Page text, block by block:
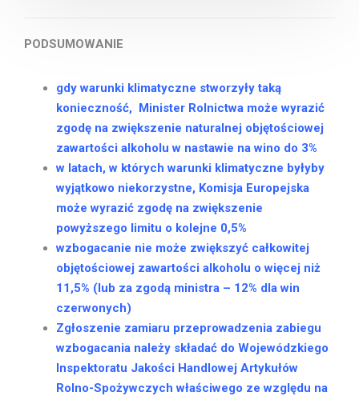
PODSUMOWANIE
gdy warunki klimatyczne stworzyły taką
konieczność, Minister Rolnictwa może wyrazić
zgodę na zwiększenie naturalnej objętościowej
zawartości alkoholu w nastawie na wino do 3%
w latach, w których warunki klimatyczne byłyby
wyjątkowo niekorzystne, Komisja Europejska
może wyrazić zgodę na zwiększenie
powyższego limitu o kolejne 0,5%
wzbogacanie nie może zwiększyć całkowitej
objętościowej zawartości alkoholu o więcej niż
11,5% (lub za zgodą ministra – 12% dla win
czerwonych)
Zgłoszenie zamiaru przeprowadzenia zabiegu
wzbogacania należy składać do Wojewódzkiego
Inspektoratu Jakości Handlowej Artykułów
Rolno-Spożywczych właściwego ze względu na